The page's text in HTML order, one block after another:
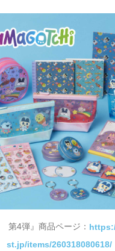
第4弾』商品ページ：
st.jp/items/260318080618/